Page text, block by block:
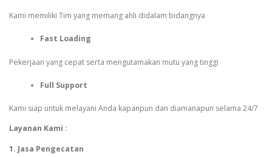
Kami memiliki Tim yang memang ahli didalam bidangnya
Fast Loading
Pekerjaan yang cepat serta mengutamakan mutu yang tinggi
Full Support
Kami siap untuk melayani Anda kapanpun dan diamanapun selama 24/7
Layanan Kami :
1. Jasa Pengecatan